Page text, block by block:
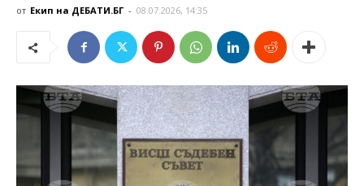
от Екип на ДЕБАТИ.БГ - 08.07.2026, 14:35